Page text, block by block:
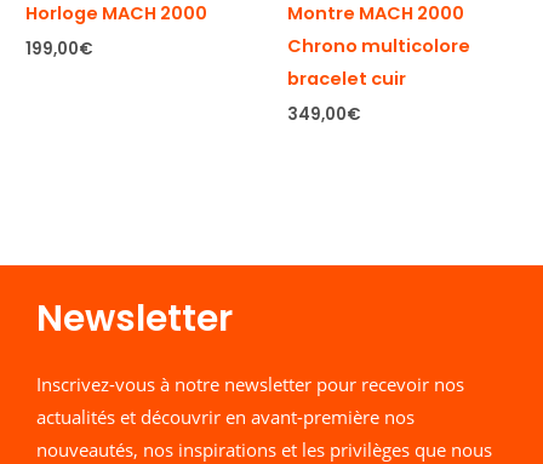
Horloge MACH 2000
199,00€
Montre MACH 2000
Chrono multicolore
bracelet cuir
349,00€
Newsletter​
Inscrivez-vous à notre newsletter pour recevoir nos
actualités et découvrir en avant-première nos
nouveautés, nos inspirations et les privilèges que nous